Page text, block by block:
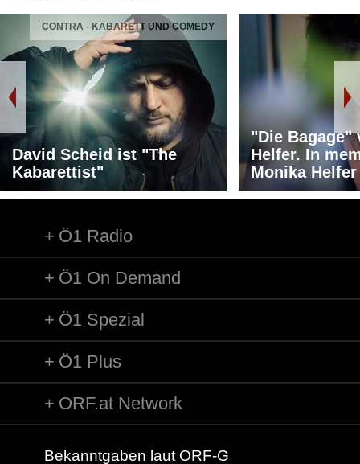
CONTRA - KABARETT UND COMEDY
David Scheid ist "The
Kabarettist"
"Die Bagage"
Helfer. In
Monika Helfer
Ö1 Radio
Ö1 On Demand
Ö1 Spezial
Ö1 Plus
ORF.at Network
Bekanntgaben laut ORF-G